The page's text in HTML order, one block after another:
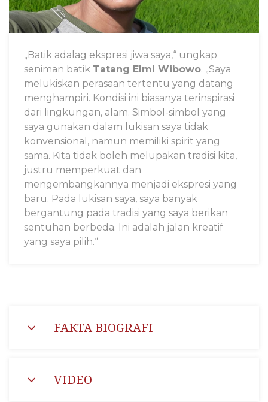
„Batik adalag ekspresi jiwa saya,“ ungkap
seniman batik Tatang Elmi Wibowo. „Saya
melukiskan perasaan tertentu yang datang
menghampiri. Kondisi ini biasanya terinspirasi
dari lingkungan, alam. Simbol-simbol yang
saya gunakan dalam lukisan saya tidak
konvensional, namun memiliki spirit yang
sama. Kita tidak boleh melupakan tradisi kita,
justru memperkuat dan
mengembangkannya menjadi ekspresi yang
baru. Pada lukisan saya, saya banyak
bergantung pada tradisi yang saya berikan
sentuhan berbeda. Ini adalah jalan kreatif
yang saya pilih.“
FAKTA BIOGRAFI
VIDEO